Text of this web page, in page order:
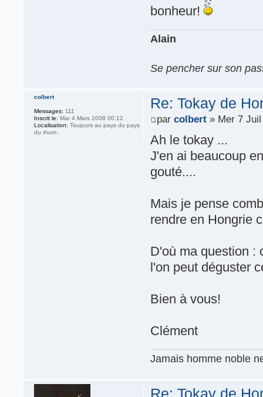
bonheur!
Alain
Se pencher sur son
Re: Tokay de
parcolbert » Mer 7
Ah le tokay ...
J'en ai beaucoup
gouté....
Mais je pense
rendre en Hongrie
D'où ma question :
l'on peut déguster
Bien à vous!
Clément
Jamais homme noble
colbert
Messages: 111
Inscrit le: Mar 4 Mars 2008 00:12
Localisation: Toujours au pays du pays
du rhum .
Re: Tokay de